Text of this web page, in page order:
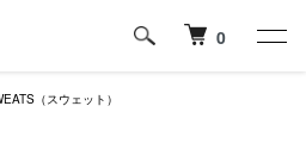
0
（スウェット）